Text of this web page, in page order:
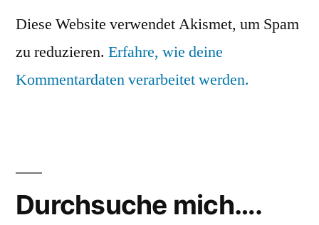
Diese Website verwendet Akismet, um Spam
zu reduzieren. Erfahre, wie deine
Kommentardaten verarbeitet werden.
Durchsuche mich….